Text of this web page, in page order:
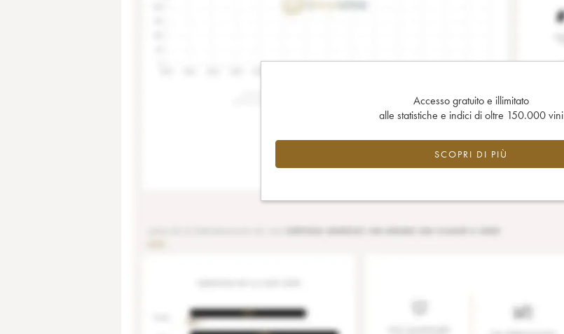
Accesso gratuito e illimitato
alle statistiche e indici di oltre 150.000 vini
SCOPRI DI PIÙ